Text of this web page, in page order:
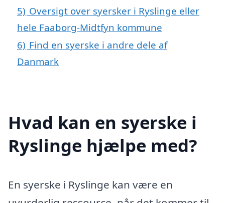
5) Oversigt over syersker i Ryslinge eller
hele Faaborg-Midtfyn kommune
6) Find en syerske i andre dele af
Danmark
Hvad kan en syerske i
Ryslinge hjælpe med?
En syerske i Ryslinge kan være en